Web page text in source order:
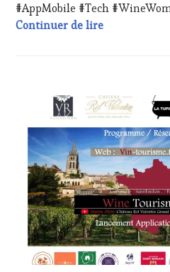
MASTERCLASS ,
OENOTOURISME,
TERROIR,
RESTAURATEUR,
CHEF,
CUISINIER,
ŒNOLOGUE,
SOMMELIER,
SALONS
INTERNATIONAUX,
TASTING
MOVIE,
VIGNOBLES,
WINE
#AppMobile #Tech
Continuer de lireMembre
DE
CONFORT,
CLUB
WINE
TASTING
VOUCHER,
CÔTES-
DE-
PROVENCE,